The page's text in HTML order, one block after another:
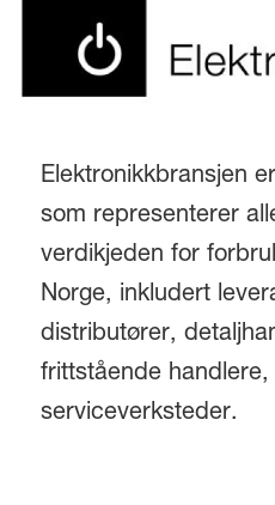
Elektronikkbransjen
som representerer
verdikjeden for
Norge, inkludert
distributører,
frittstående
serviceverksteder.